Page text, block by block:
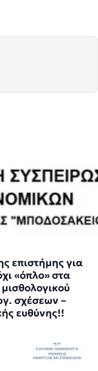
επιστήμης για
«όπλο» στα
σχέσεων –
ευθύνης!!